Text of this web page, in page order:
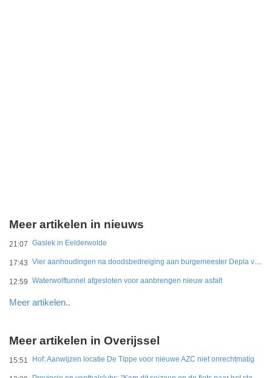
Meer artikelen in nieuws
21:07 Gaslek in Eelderwolde
17:43 Vier aanhoudingen na doodsbedreiging aan burgemeester Depla van Breda
12:59 Waterwolftunnel afgesloten voor aanbrengen nieuw asfalt
Meer artikelen..
Meer artikelen in Overijssel
15:51 Hof: Aanwijzen locatie De Tippe voor nieuwe AZC niet onrechtmatig